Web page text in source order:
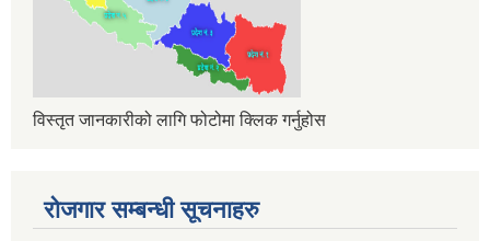
विस्तृत जानकारीको लागि फोटोमा क्लिक गर्नुहोस
रोजगार सम्बन्धी सूचनाहरु